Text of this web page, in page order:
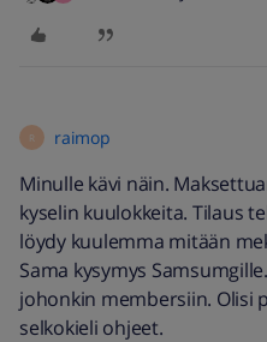
R raimop
Minulle kävi näin.
kyselin kuulokkeita. Tilaus
löydy kuulemma mitään
Sama kysymys
johonkin membersiin. Olisi
selkokieli ohjeet.